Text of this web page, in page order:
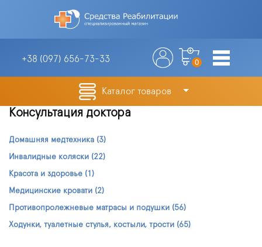
+38 (097) 656-73-33 0
Каталог товаров
Консультация доктора
Домашняя медтехника (3)
Инвалидные коляски (22)
Красота и здоровье (1)
Медицинские кровати (2)
Противопролежневые матрасы и подушки (56)
Ходунки, туалетные стулья, костыли, трости (65)